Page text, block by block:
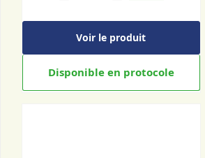
Voir le produit
Disponible en protocole